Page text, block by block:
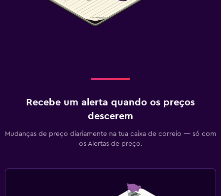
Recebe um alerta quando os preços
descerem
Mudanças de preço diariamente na tua caixa de correio — só com
os Alertas de preço.